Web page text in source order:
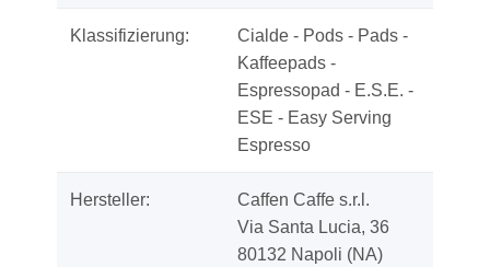
Klassifizierung:
Cialde - Pods - Pads -
Kaffeepads -
Espressopad - E.S.E. -
ESE - Easy Serving
Espresso
Hersteller:
Caffen Caffe s.r.l.
Via Santa Lucia, 36
80132 Napoli (NA)